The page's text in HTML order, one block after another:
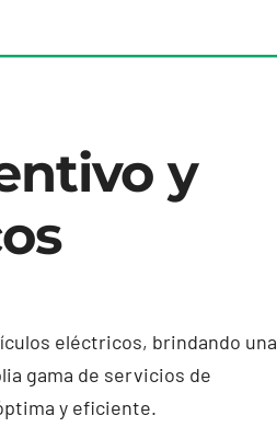
y
eléctricos, brindando una
gama de servicios de
y eficiente.